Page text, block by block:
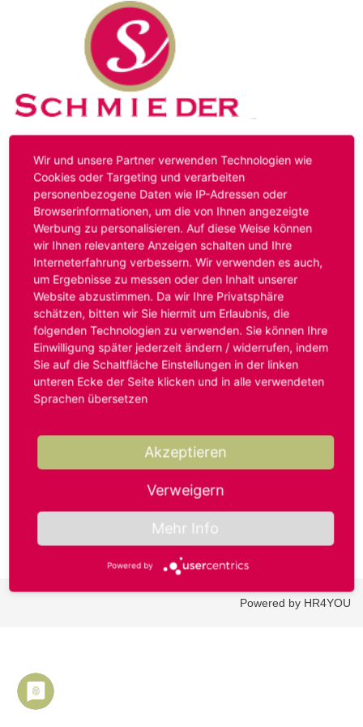
Kontakt Impressum Datenschutz
Hinweis:Das von ihnen aufgerufene Stellenangebot ist
bereits ausgelaufen. Alternative Stellenanzeigen finden
Sie unter:
www.schmieder-personal.de/stellenangebote
Oder Sie bewerben sich
initiativund wir suchen für Sie
passende Stellenangebote.
Anmelden
Benutzername oder E-Mail-Adresse*
Passwort*
Powered by HR4YOU
Wir und unsere Partner verwenden Technologien wie
Cookies oder Targeting und verarbeiten
personenbezogene Daten wie IP-Adressen oder
Browserinformationen, um die von Ihnen angezeigte
Werbung zu personalisieren. Auf diese Weise können
wir Ihnen relevantere Anzeigen schalten und Ihre
Interneterfahrung verbessern. Wir verwenden es auch,
um Ergebnisse zu messen oder den Inhalt unserer
Website abzustimmen. Da wir Ihre Privatsphäre
schätzen, bitten wir Sie hiermit um Erlaubnis, die
folgenden Technologien zu verwenden. Sie können Ihre
Einwilligung später jederzeit ändern / widerrufen, indem
Sie auf die Schaltfläche Einstellungen in der linken
unteren Ecke der Seite klicken und in alle verwendeten
Sprachen übersetzen
Akzeptieren
Verweigern
Mehr Info
Powered by